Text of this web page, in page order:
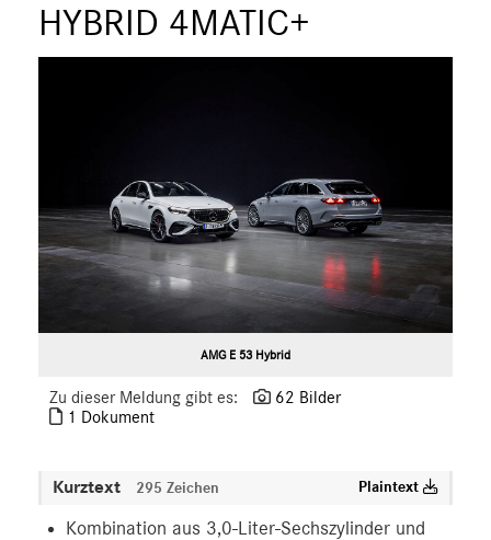
ÜBER UNS
ANSPRECHPARTNER
HYBRID 4MATIC+
AMG E 53 Hybrid
Zu dieser Meldung gibt es:
62 Bilder
1 Dokument
Kurztext 295 Zeichen Plaintext
Kombination aus 3,0-Liter-Sechszylinder und